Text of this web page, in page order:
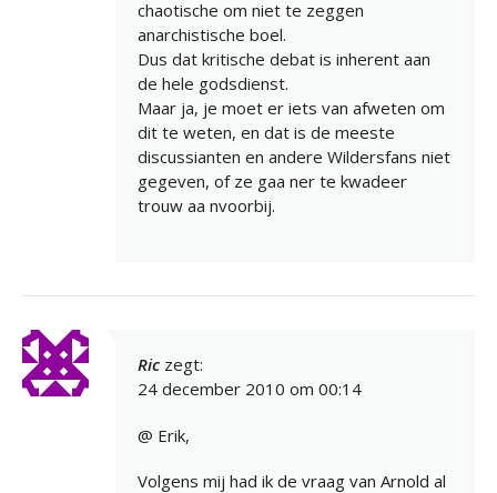
chaotische om niet te zeggen
anarchistische boel.
Dus dat kritische debat is inherent aan
de hele godsdienst.
Maar ja, je moet er iets van afweten om
dit te weten, en dat is de meeste
discussianten en andere Wildersfans niet
gegeven, of ze gaa ner te kwadeer
trouw aa nvoorbij.
Ric zegt:
24 december 2010 om 00:14
@ Erik,
Volgens mij had ik de vraag van Arnold al